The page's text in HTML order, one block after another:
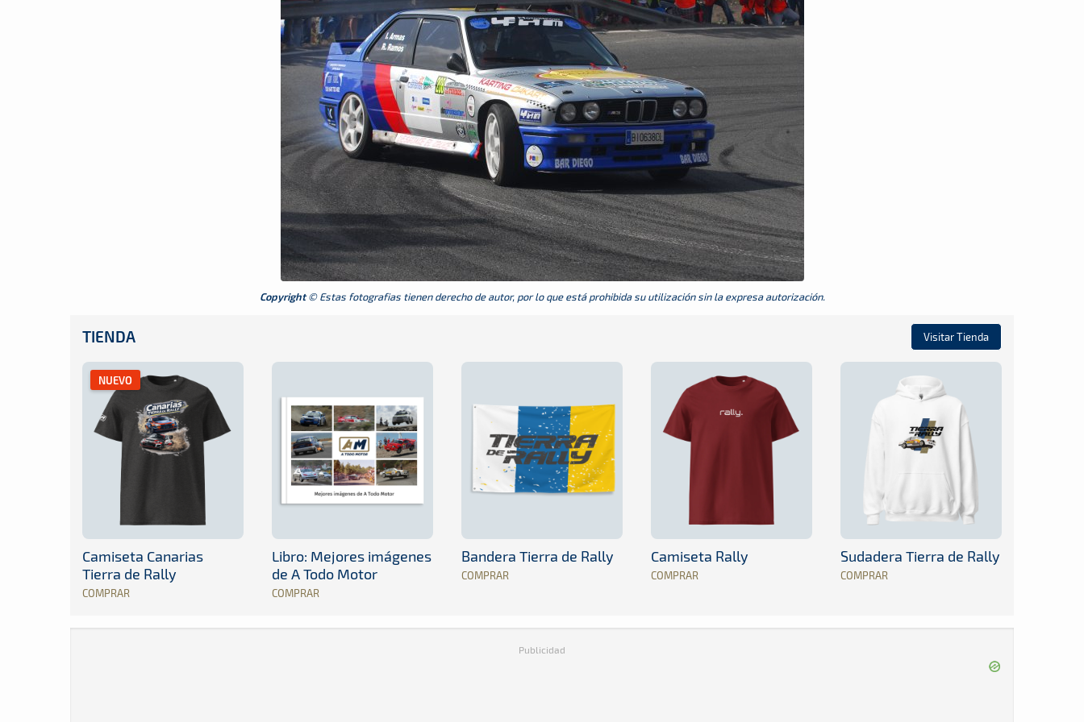
Copyright© Estas fotografias tienen derecho de autor, por lo que está prohibida su utilización sin la expresa autorización.
TIENDA Visitar Tienda
NUEVO
Camiseta Canarias
Tierra de Rally
COMPRAR
Libro: Mejores imágenes
de A Todo Motor
COMPRAR
Bandera Tierra de Rally
COMPRAR
Camiseta Rally
COMPRAR
Sudadera Tierra de Rally
COMPRAR
Publicidad